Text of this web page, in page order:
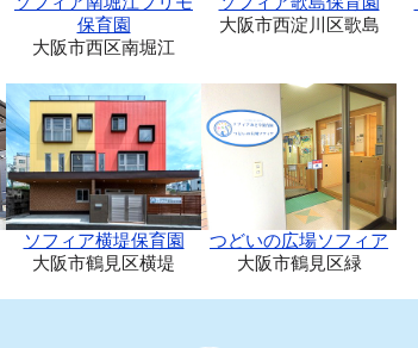
保育園
大阪市西区南堀江
大阪市西淀川区歌島
ソフィア横堤保育園
大阪市鶴見区横堤
つどいの広場ソフィア
大阪市鶴見区緑